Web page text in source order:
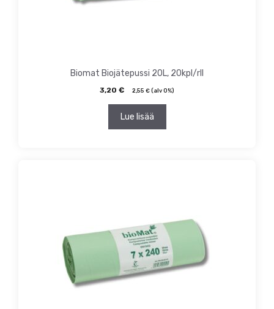
Biomat Biojätepussi 20L, 20kpl/rll
3,20 € 2,55 € (alv 0%)
Lue lisää